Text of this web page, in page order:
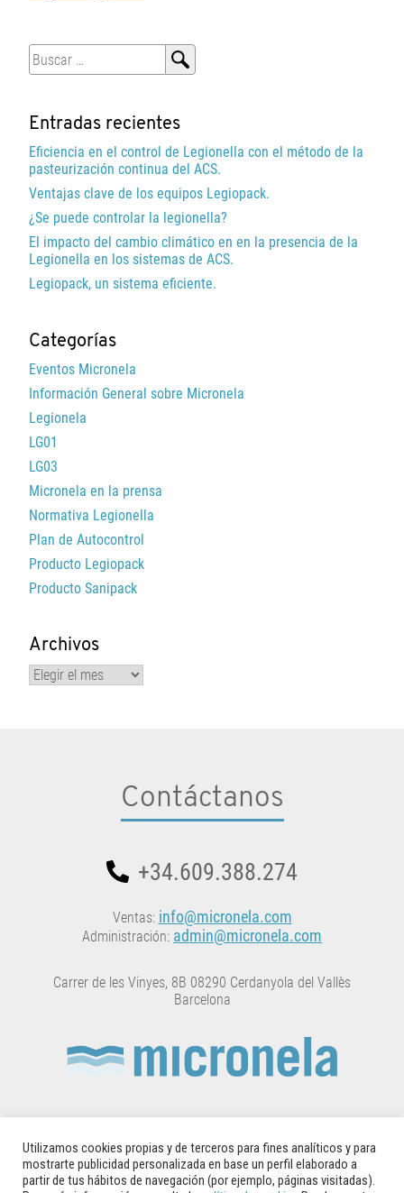
Buscar:
Entradas recientes
Eficiencia en el control de Legionella con el método de la
pasteurización continua del ACS.
Ventajas clave de los equipos Legiopack.
¿Se puede controlar la legionella?
El impacto del cambio climático en en la presencia de la
Legionella en los sistemas de ACS.
Legiopack, un sistema eficiente.
Categorías
Eventos Micronela
Información General sobre Micronela
Legionela
LG01
LG03
Micronela en la prensa
Normativa Legionella
Plan de Autocontrol
Producto Legiopack
Producto Sanipack
Archivos
Archivos
Contáctanos
+34.609.388.274
Ventas: info@micronela.com
Administración: admin@micronela.com
Carrer de les Vinyes, 8B 08290 Cerdanyola del Vallès
Barcelona
Establicimientos y Servicios de Plagas (ROESP) con el
número: 5414CAT-LgB
Utilizamos cookies propias y de terceros para fines analíticos y para
mostrarte publicidad personalizada en base un perfil elaborado a
partir de tus hábitos de navegación (por ejemplo, páginas visitadas).